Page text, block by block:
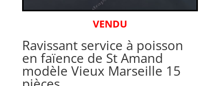
VENDU
Ravissant service à poisson
en faïence de St Amand
modèle Vieux Marseille 15